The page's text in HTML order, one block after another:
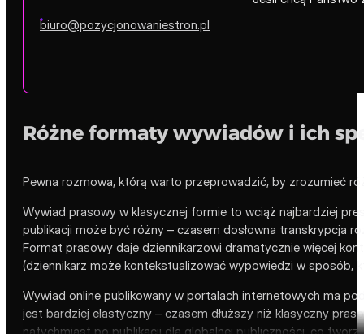
biuro@pozycjonowaniestron.pl
Różne formaty wywiadów i ich
Pewna rozmowa, którą warto przeprowadzić, by zrozumieć
Wywiad prasowy w klasycznej formie to wciąż najbardziej
publikacji może być różny – czasem dosłowna transkrypcja
Format prasowy daje dziennikarzowi dramatycznie więcej
(dziennikarz może kontekstualizować wypowiedzi w sposób,
Wywiad online publikowany w portalach internetowych ma
jest bardziej elastyczny – czasem dłuższy niż klasyczny